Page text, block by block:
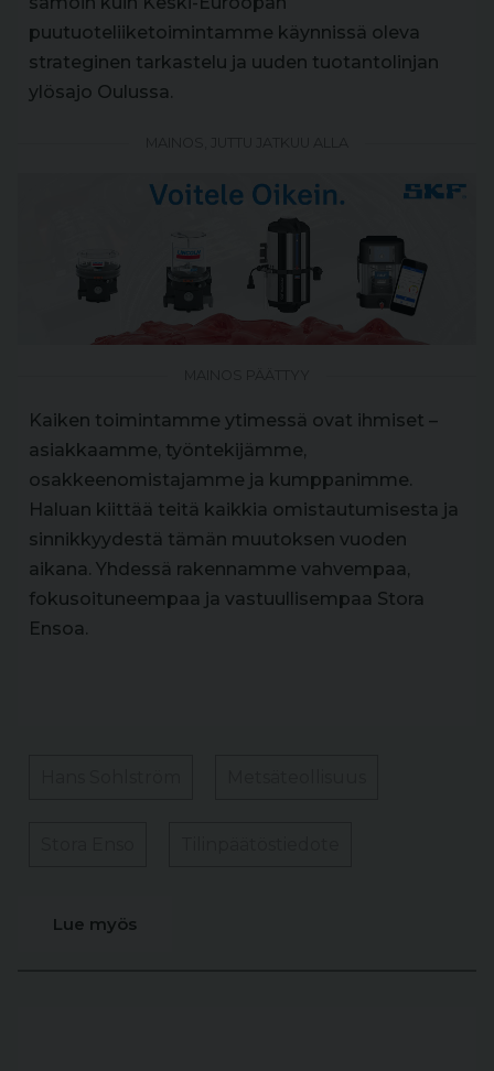
puutuoteliiketoimintamme käynnissä oleva
strateginen tarkastelu ja uuden tuotantolinjan
ylösajo Oulussa.
Kaiken toimintamme ytimessä ovat ihmiset –
asiakkaamme, työntekijämme,
osakkeenomistajamme ja kumppanimme.
Haluan kiittää teitä kaikkia omistautumisesta ja
sinnikkyydestä tämän muutoksen vuoden
aikana. Yhdessä rakennamme vahvempaa,
fokusoituneempaa ja vastuullisempaa Stora
Ensoa.
Lue myös